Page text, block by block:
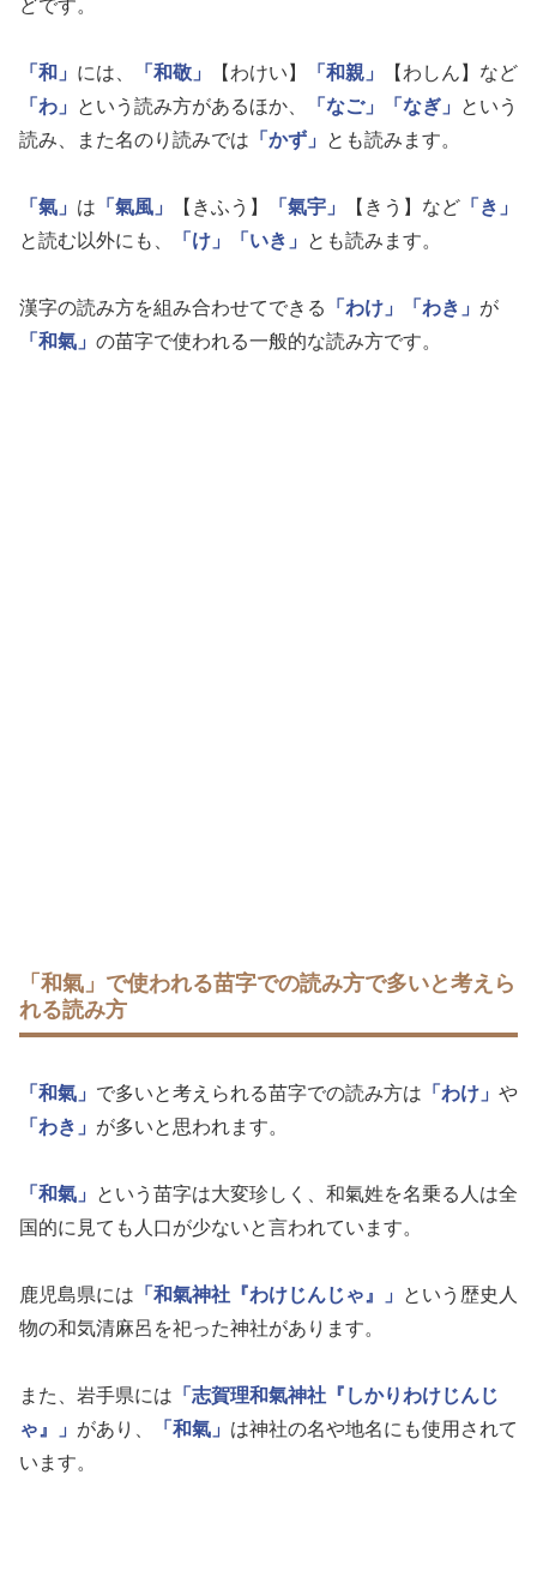
どです。
「和」 には、 「和敬」 【わけい】 「和親」
【わしん】など
「わ」
という読み方があるほか、 「なご」 「なぎ」
という
読み、また名のり読みでは 「かず」 とも読みます。
「氣」 は 「氣風」 【きふう】 「氣宇」 【きう】など 「き」
と読む以外にも、
「け」 「いき」 とも読みます。
漢字の読み方を組み合わせてできる 「わけ」 「わき」 が
「和氣」 の苗字で使われる一般的な読み方です。
「和氣」で使われる苗字での読み方で多いと考えら
れる読み方
「和氣」 で多いと考えられる苗字での読み方は 「わけ」 や
「わき」 が多いと思われます。
「和氣」
という苗字は大変珍しく、和氣姓を名乗る人は全
国的に見ても人口が少ないと言われています。
鹿児島県には 「和氣神社『わけじんじゃ』」
という歴史人
物の和気清麻呂を祀った神社があります。
また、岩手県には 「志賀理和氣神社『しかりわけじんじ
ゃ』」 があり、 「和氣」 は神社の名や地名にも使用されて
います。